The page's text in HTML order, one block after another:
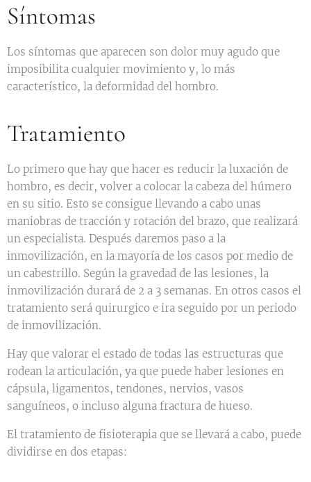
Síntomas
Los síntomas que aparecen son dolor muy agudo que
imposibilita cualquier movimiento y, lo más
característico, la deformidad del hombro.
Tratamiento
Lo primero que hay que hacer es reducir la luxación de
hombro, es decir, volver a colocar la cabeza del húmero
en su sitio. Esto se consigue llevando a cabo unas
maniobras de tracción y rotación del brazo, que realizará
un especialista. Después daremos paso a la
inmovilización, en la mayoría de los casos por medio de
un cabestrillo. Según la gravedad de las lesiones, la
inmovilización durará de 2 a 3 semanas. En otros casos el
tratamiento será quirurgico e ira seguido por un periodo
de inmovilización.
Hay que valorar el estado de todas las estructuras que
rodean la articulación, ya que puede haber lesiones en
cápsula, ligamentos, tendones, nervios, vasos
sanguíneos, o incluso alguna fractura de hueso.
El tratamiento de fisioterapia que se llevará a cabo, puede
dividirse en dos etapas: